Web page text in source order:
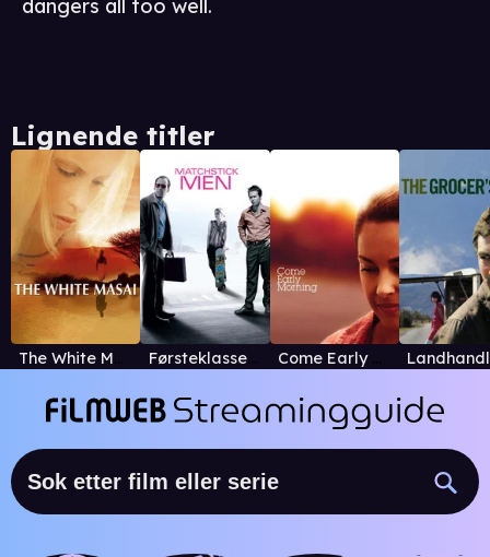
dangers all too well.
Lignende titler
The White Masai Førsteklasses svindlere Come Early Morning